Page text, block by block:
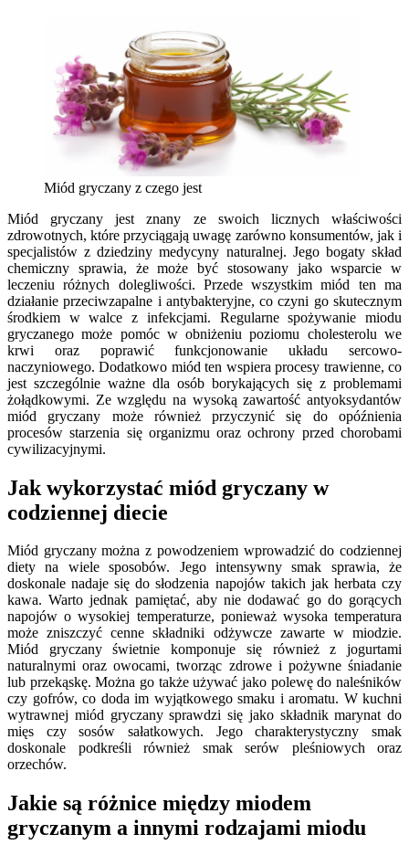
Miód gryczany z czego jest
Miód gryczany jest znany ze swoich licznych właściwości
zdrowotnych, które przyciągają uwagę zarówno konsumentów, jak i
specjalistów z dziedziny medycyny naturalnej. Jego bogaty skład
chemiczny sprawia, że może być stosowany jako wsparcie w
leczeniu różnych dolegliwości. Przede wszystkim miód ten ma
działanie przeciwzapalne i antybakteryjne, co czyni go skutecznym
środkiem w walce z infekcjami. Regularne spożywanie miodu
gryczanego może pomóc w obniżeniu poziomu cholesterolu we
krwi oraz poprawić funkcjonowanie układu sercowo-
naczyniowego. Dodatkowo miód ten wspiera procesy trawienne, co
jest szczególnie ważne dla osób borykających się z problemami
żołądkowymi. Ze względu na wysoką zawartość antyoksydantów
miód gryczany może również przyczynić się do opóźnienia
procesów starzenia się organizmu oraz ochrony przed chorobami
cywilizacyjnymi.
Jak wykorzystać miód gryczany w
codziennej diecie
Miód gryczany można z powodzeniem wprowadzić do codziennej
diety na wiele sposobów. Jego intensywny smak sprawia, że
doskonale nadaje się do słodzenia napojów takich jak herbata czy
kawa. Warto jednak pamiętać, aby nie dodawać go do gorących
napojów o wysokiej temperaturze, ponieważ wysoka temperatura
może zniszczyć cenne składniki odżywcze zawarte w miodzie.
Miód gryczany świetnie komponuje się również z jogurtami
naturalnymi oraz owocami, tworząc zdrowe i pożywne śniadanie
lub przekąskę. Można go także używać jako polewę do naleśników
czy gofrów, co doda im wyjątkowego smaku i aromatu. W kuchni
wytrawnej miód gryczany sprawdzi się jako składnik marynat do
mięs czy sosów sałatkowych. Jego charakterystyczny smak
doskonale podkreśli również smak serów pleśniowych oraz
orzechów.
Jakie są różnice między miodem
gryczanym a innymi rodzajami miodu